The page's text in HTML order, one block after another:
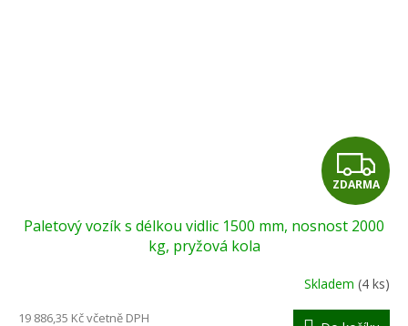
Z
D
A
R
M
ZDARMA
Paletový vozík s délkou vidlic 1500 mm, nosnost 2000
kg, pryžová kola
Skladem (4 ks)
19 886,35 Kč včetně DPH